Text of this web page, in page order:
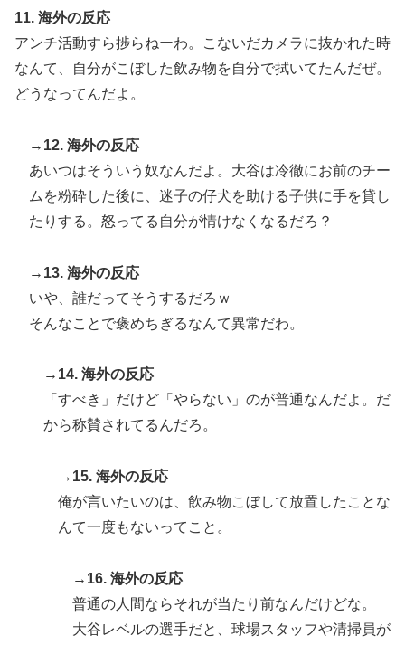
11. 海外の反応
アンチ活動すら捗らねーわ。こないだカメラに抜かれた時
なんて、自分がこぼした飲み物を自分で拭いてたんだぜ。
どうなってんだよ。
→12. 海外の反応
あいつはそういう奴なんだよ。大谷は冷徹にお前のチー
ムを粉砕した後に、迷子の仔犬を助ける子供に手を貸し
たりする。怒ってる自分が情けなくなるだろ？
→13. 海外の反応
いや、誰だってそうするだろｗ
そんなことで褒めちぎるなんて異常だわ。
→14. 海外の反応
「すべき」だけど「やらない」のが普通なんだよ。だ
から称賛されてるんだろ。
→15. 海外の反応
俺が言いたいのは、飲み物こぼして放置したことな
んて一度もないってこと。
→16. 海外の反応
普通の人間ならそれが当たり前なんだけどな。
大谷レベルの選手だと、球場スタッフや清掃員が